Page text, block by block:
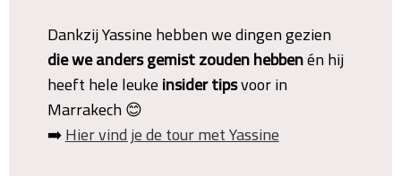
Dankzij Yassine hebben we dingen gezien
die we anders gemist zouden hebbenén hij
heeft hele leukeinsidertipsvoor in
Marrakech 😊
➡️Hier vind je de tour met Yassine